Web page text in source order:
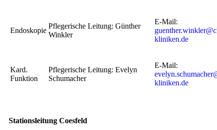
Endoskopie
Pflegerische Leitung: Günther
Winkler
E-Mail:
kliniken.de
Kard.
Funktion
Pflegerische Leitung: Evelyn
Schumacher
E-Mail:
kliniken.de
Stationsleitung Coesfeld